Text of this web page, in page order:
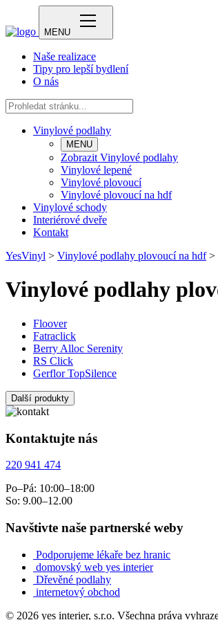
MENU
Naše realizace
Tipy pro lepší bydlení
O nás
Vinylové podlahy
MENU
Zobrazit Vinylové podlahy
Vinylové lepené
Vinylové plovoucí
Vinylové plovoucí na hdf
Vinylové schody
Interiérové dveře
Kontakt
YesVinyl > Vinylové podlahy plovoucí na hdf>
Vinylové podlahy
Floover
Fatraclick
Berry Alloc Serenity
RS Click
Gerflor TopSilence
Další produkty
Kontaktujte nás
220 941 474
Po–Pá: 10:00–18:00
So: 9.00–12.00
Navštivte naše partnerské weby
Podporujeme lékaře bez hranic
domovský web yes interier
Dřevěné podlahy
internetový obchod
© 2026 yes interier, s.r.o. Všechna práva